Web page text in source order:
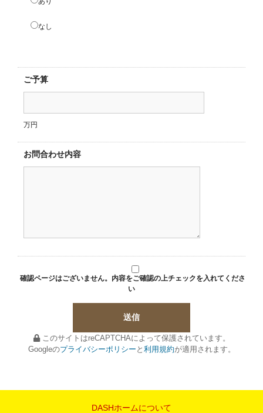
なし
ご予算
万円
お問合わせ内容
確認ページはございません。内容をご確認の上チェックを入れてくださ
い
このサイトはreCAPTCHAによって保護されています。
Googleのプライバシーポリシー と 利用規約が適用されます。
DASHホームについて